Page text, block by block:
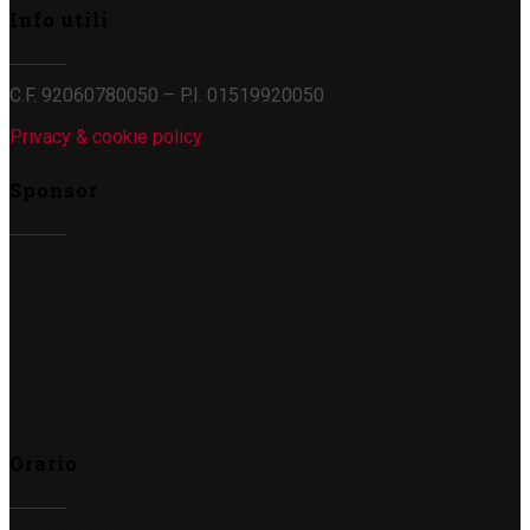
C.F. 92060780050 – P.I. 01519920050
Privacy & cookie policy